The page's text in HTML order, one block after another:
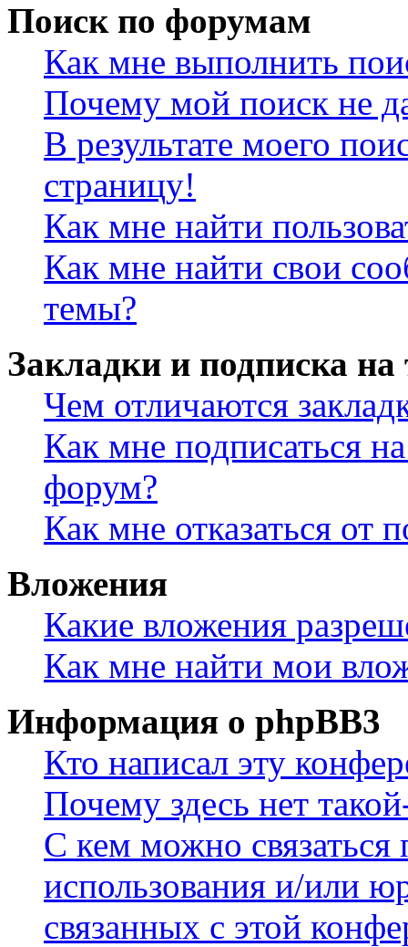
Поиск по форумам
Как мне выполнить
Почему мой поиск не
В результате моего
страницу!
Как мне найти
Как мне найти свои
темы?
Закладки и подписка
Чем отличаются
Как мне подписаться
форум?
Как мне отказаться от
Вложения
Какие вложения
Как мне найти мои
Информация о phpBB3
Кто написал эту
Почему здесь нет
С кем можно связаться
использования и/или
связанных с этой